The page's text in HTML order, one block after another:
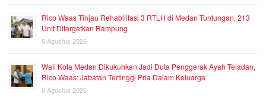
Rico Waas Tinjau Rehabilitasi 3 RTLH di Medan Tuntungan, 213
Unit Ditargetkan Rampung
6 Agustus 2026
Wali Kota Medan Dikukuhkan Jadi Duta Penggerak Ayah Teladan,
Rico Waas: Jabatan Tertinggi Pria Dalam Keluarga
6 Agustus 2026